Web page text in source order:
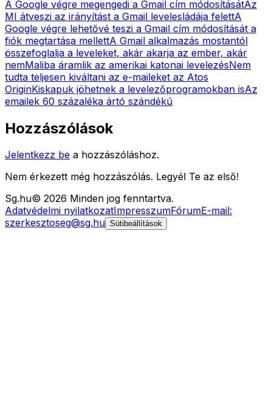
A Google végre megengedi a Gmail cím módosításátAz
MI átveszi az irányítást a Gmail levelesládája felettA
Google végre lehetővé teszi a Gmail cím módosítását a
fiók megtartása mellettA Gmail alkalmazás mostantól
összefoglalja a leveleket, akár akarja az ember, akár
nemMaliba áramlik az amerikai katonai levelezésNem
tudta teljesen kiváltani az e-maileket az Atos
OriginKiskapuk jöhetnek a levelezőprogramokban isAz
emailek 60 százaléka ártó szándékú
Hozzászólások
Jelentkezz be a hozzászóláshoz.
Nem érkezett még hozzászólás. Legyél Te az első!
Sg.hu© 2026 Minden jog fenntartva.
Adatvédelmi nyilatkozatImpresszumFórumE-mail:
szerkesztoseg@sg.hu Sütibeállítások